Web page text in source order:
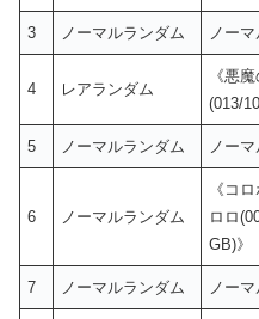
3 ノーマルランダム ノー
4 レアランダム
《悪
(013/
5 ノーマルランダム ノー
6 ノーマルランダム
《コ
ロロ
GB)》
7 ノーマルランダム ノー